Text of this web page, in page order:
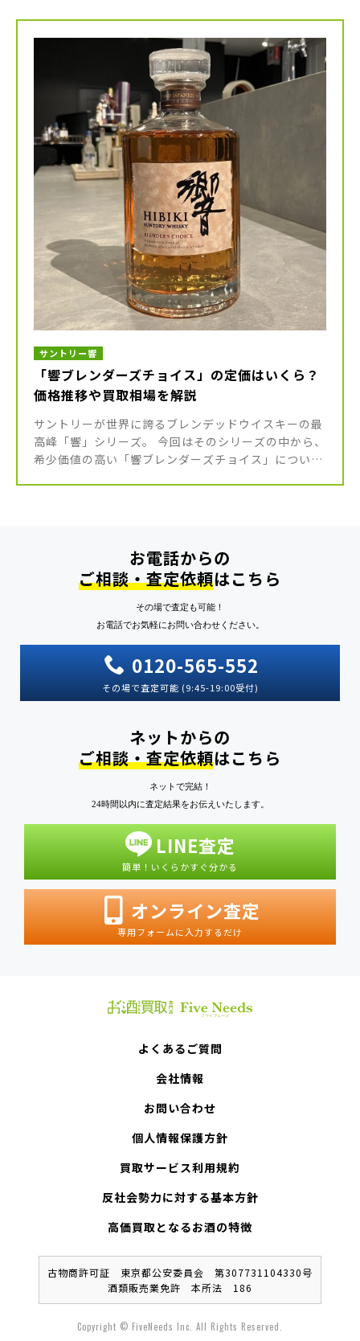
サントリー響
「響ブレンダーズチョイス」の定価はいくら？
価格推移や買取相場を解説
サントリーが世界に誇るブレンデッドウイスキーの最
高峰「響」シリーズ。 今回はそのシリーズの中から、
希少価値の高い「響ブレンダーズチョイス」について
お電話からの
ご相談・査定依頼はこちら
その場で査定も可能！
お電話でお気軽にお問い合わせください。
0120-565-552
その場で査定可能 (9:45-19:00受付)
ネットからの
ご相談・査定依頼はこちら
ネットで完結！
24時間以内に査定結果をお伝えいたします。
LINE査定
簡単！いくらかすぐ分かる
オンライン査定
専用フォームに入力するだけ
よくあるご質問
会社情報
お問い合わせ
個人情報保護方針
買取サービス利用規約
反社会勢力に対する基本方針
高価買取となるお酒の特徴
古物商許可証 東京都公安委員会 第307731104330号
酒類販売業免許 本所法 186
Copyright © FiveNeeds Inc. All Rights Reserved.